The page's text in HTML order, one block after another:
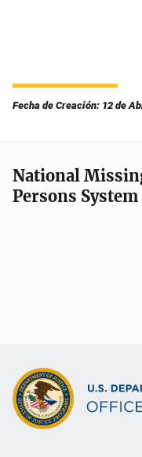
Fecha de Creación: 12 de
National
Persons